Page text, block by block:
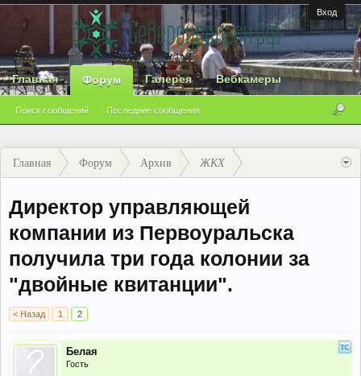
Вход
Главная Форум
Поиск сообщений Последние сообщения
Галерея Вебкамеры
Главная Форум Архив ЖКХ
Директор управляющей
компании из Первоуральска
получила три года колонии за
"двойные квитанции".
< Назад 1 2
Белая
Гость